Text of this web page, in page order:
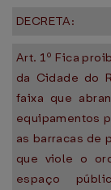
DECRETA:
Art. 1º Fica
da Cidade do
faixa que
equipamentos
as barracas de
que viole o
espaço